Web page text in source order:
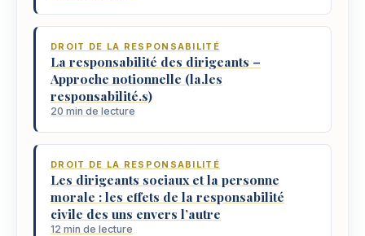
DROIT DE LA RESPONSABILITÉ
La responsabilité des dirigeants –
Approche notionnelle (la.les
responsabilité.s)
20 min de lecture
DROIT DE LA RESPONSABILITÉ
Les dirigeants sociaux et la personne
morale : les effets de la responsabilité
civile des uns envers l’autre
12 min de lecture